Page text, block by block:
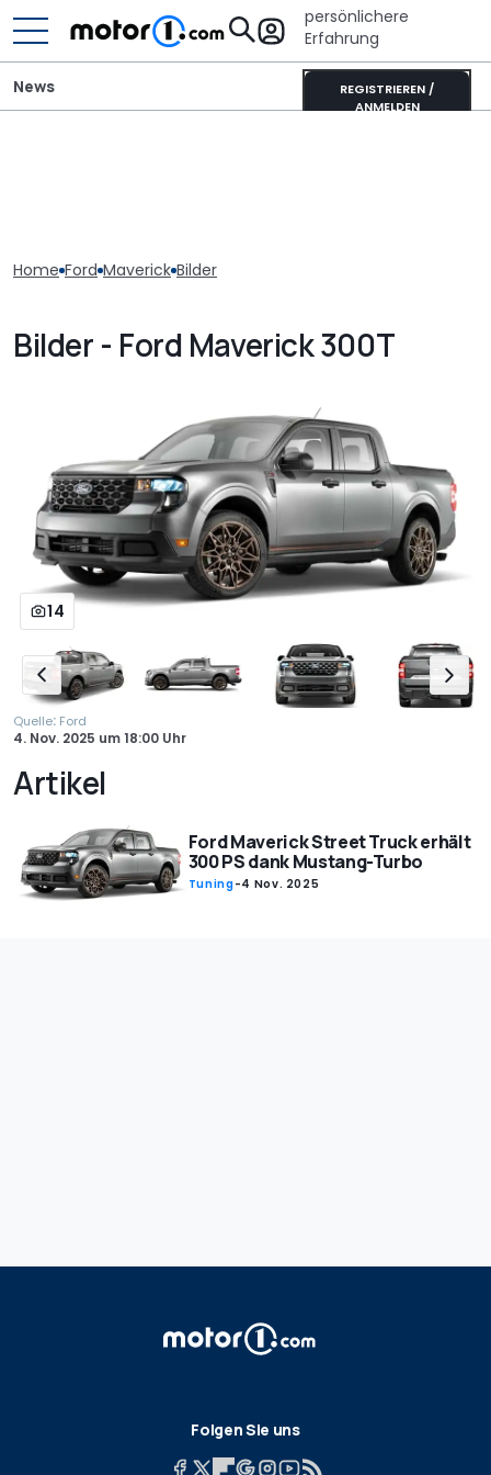
persönlichere
Erfahrung
REGISTRIEREN /
ANMELDEN
News
Home Ford Maverick Bilder
Bilder - Ford Maverick 300T
14
Quelle: Ford
4. Nov. 2025 um18:00 Uhr
Artikel
Ford Maverick Street Truck erhält
300 PS dank Mustang-Turbo
Tuning-4 Nov. 2025
Folgen Sie uns